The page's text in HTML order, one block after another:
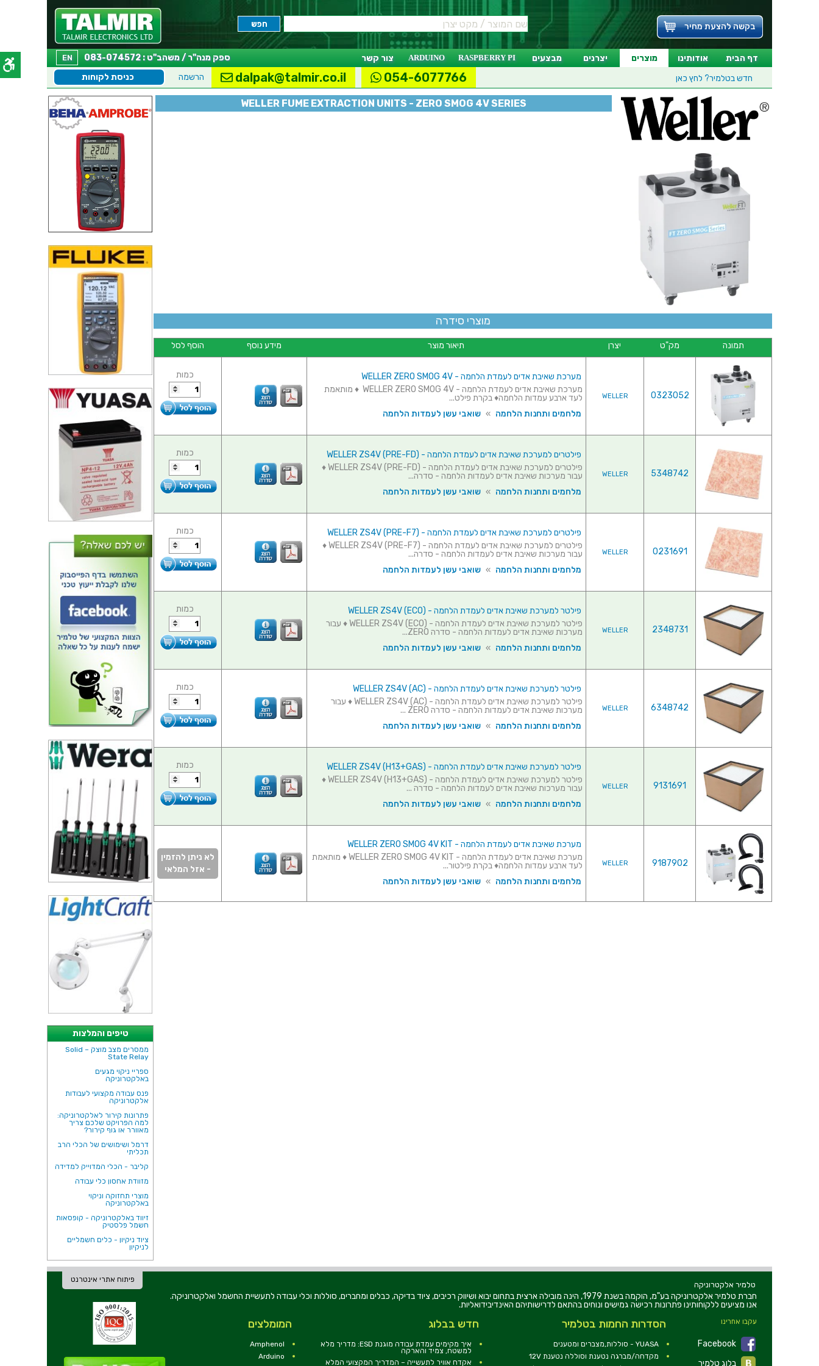
בקשה להצעת מחיר
דף הבית אודותינו מוצרים יצרנים מבצעים RASPBERRY PI
ARDUINO צור קשר EN
ספק מנה"ר / משהב"ט : 083-074572
חדש בטלמיר? לחץ כאן כניסת לקוחות הרשמה dalpak@talmir.co.il 054-6077766
טיפים והמלצות
ממסרים מצב מוצק – Solid
State Relay
ספריי ניקוי מגעים
באלקטרוניקה
פנס עבודה מקצועי לעבודות
אלקטרוניקה
פתרונות קירור לאלקטרוניקה:
למה הפרויקט שלכם צריך
מאוורר או גוף קירור?
דרמל ושימושים של הכלי הרב
תכליתי
קליבר - הכלי המדוייק למדידה
מזוודת אחסון כלי עבודה
מוצרי תחזוקה וניקוי
באלקטרוניקה
זיווד באלקטרוניקה - קופסאות
חשמל פלסטיק
ציוד ניקיון - כלים חשמליים
לניקיון
WELLER FUME EXTRACTION UNITS - ZERO SMOG 4V SERIES
מוצרי סידרה
תמונה מק"ט יצרן תיאור מוצר מידע נוסף הוסף לסל
0323052
WELLER
מערכת שאיבת אדים לעמדת הלחמה - WELLER ZERO SMOG 4V
מערכת שאיבת אדים לעמדת הלחמה - WELLER ZERO SMOG 4V ♦ מותאמת
לעד ארבע עמדות הלחמה♦ בקרת פילט...
מלחמים ותחנות הלחמה » שואבי עשן לעמדות הלחמה
כמות
5348742
WELLER
פילטרים למערכת שאיבת אדים לעמדת הלחמה - (WELLER ZS4V (PRE-FD
פילטרים למערכת שאיבת אדים לעמדת הלחמה - (WELLER ZS4V (PRE-FD ♦
עבור מערכות שאיבת אדים לעמדות הלחמה - סדרה...
מלחמים ותחנות הלחמה » שואבי עשן לעמדות הלחמה
כמות
0231691
WELLER
פילטרים למערכת שאיבת אדים לעמדת הלחמה - (WELLER ZS4V (PRE-F7
פילטרים למערכת שאיבת אדים לעמדת הלחמה - (WELLER ZS4V (PRE-F7 ♦
עבור מערכות שאיבת אדים לעמדות הלחמה - סדרה...
מלחמים ותחנות הלחמה » שואבי עשן לעמדות הלחמה
כמות
2348731
WELLER
פילטר למערכת שאיבת אדים לעמדת הלחמה - (WELLER ZS4V (ECO
פילטר למערכת שאיבת אדים לעמדת הלחמה - (WELLER ZS4V (ECO ♦ עבור
מערכות שאיבת אדים לעמדות הלחמה - סדרה ZERO...
מלחמים ותחנות הלחמה » שואבי עשן לעמדות הלחמה
כמות
6348742
WELLER
פילטר למערכת שאיבת אדים לעמדת הלחמה - (WELLER ZS4V (AC
פילטר למערכת שאיבת אדים לעמדת הלחמה - (WELLER ZS4V (AC ♦ עבור
מערכות שאיבת אדים לעמדות הלחמה - סדרה ZERO ...
מלחמים ותחנות הלחמה » שואבי עשן לעמדות הלחמה
כמות
9131691
WELLER
פילטר למערכת שאיבת אדים לעמדת הלחמה - (WELLER ZS4V (H13+GAS
פילטר למערכת שאיבת אדים לעמדת הלחמה - (WELLER ZS4V (H13+GAS ♦
עבור מערכות שאיבת אדים לעמדות הלחמה - סדרה ...
מלחמים ותחנות הלחמה » שואבי עשן לעמדות הלחמה
כמות
9187902
WELLER
מערכת שאיבת אדים לעמדת הלחמה - WELLER ZERO SMOG 4V KIT
מערכת שאיבת אדים לעמדת הלחמה - WELLER ZERO SMOG 4V KIT ♦ מותאמת
לעד ארבע עמדות הלחמה♦ בקרת פילטור...
מלחמים ותחנות הלחמה » שואבי עשן לעמדות הלחמה
לא ניתן להזמין
- אזל המלאי
פיתוח אתרי אינטרנט
טלמיר אלקטרוניקה
חברת טלמיר אלקטרוניקה בע"מ, הוקמה בשנת 1979, הינה מובילה ארצית בתחום יבוא ושיווק רכיבים, ציוד בדיקה, כבלים ומחברים, סוללות וכלי עבודה לתעשיית החשמל ואלקטרוניקה.
אנו מציעים ללקוחותינו פתרונות רכישה גמישים ונוחים בהתאם לדרישותיהם האינדיבידואליות.
עקבו אחרינו
Facebook
המומלצים
Amphenol
Arduino
חדש בבלוג
איך מקימים עמדת עבודה מוגנת ESD: מדריך מלא
למשטח, צמיד והארקה
אקדח אוויר לתעשייה – המדריך המקצועי המלא
הסדרות החמות בטלמיר
YUASA - סוללות,מצברים ומטענים
מקדחה/מברגה נטענת וסוללה נטענת 12V